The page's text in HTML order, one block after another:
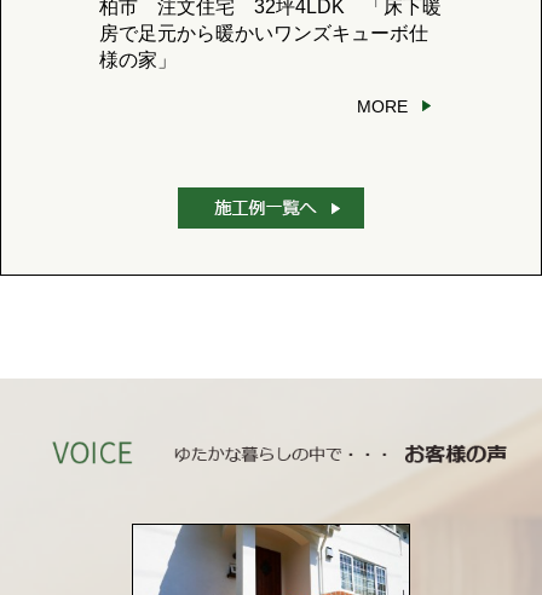
柏市 注文住宅 32坪4LDK 「床下暖
房で足元から暖かいワンズキューボ仕
様の家」
MORE